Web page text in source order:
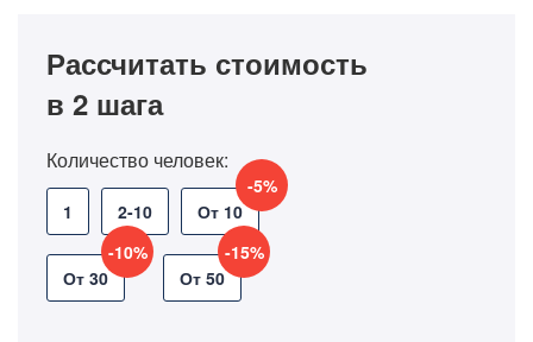
Рассчитать стоимость
в 2 шага
Количество человек:
1 2-10 От 10
-5%
От 30
-10%
От 50
-15%